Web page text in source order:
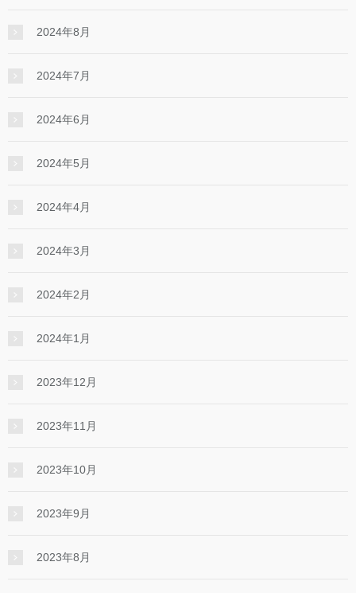
2024年8月
2024年7月
2024年6月
2024年5月
2024年4月
2024年3月
2024年2月
2024年1月
2023年12月
2023年11月
2023年10月
2023年9月
2023年8月